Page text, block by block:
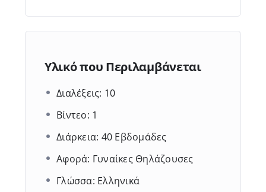
Υλικό που Περιλαμβάνεται
Διαλέξεις: 10
Βίντεο: 1
Διάρκεια: 40 Εβδομάδες
Αφορά: Γυναίκες Θηλάζουσες
Γλώσσα: Ελληνικά